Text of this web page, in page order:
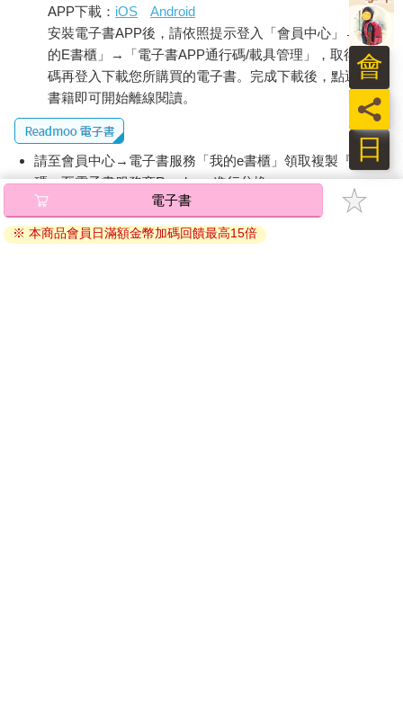
APP下載： iOS
Android
安裝電子書APP後，請依照提示登入「會員中心」→「我
的E書櫃」→「電子書APP通行碼/載具管理」，取得通行
碼再登入下載您所購買的電子書。完成下載後，點選任一
書籍即可開始離線閱讀。
請至會員中心→電子書服務「我的e書櫃」領取複製『兌換
碼』至電子書服務商Readmoo進行兌換。
退換貨須知：
因版權保護，您在金石堂所購買的電子書僅能以金石堂專屬
電子書
※ 本商品會員日滿額金幣加碼回饋最高15倍
日
員
會